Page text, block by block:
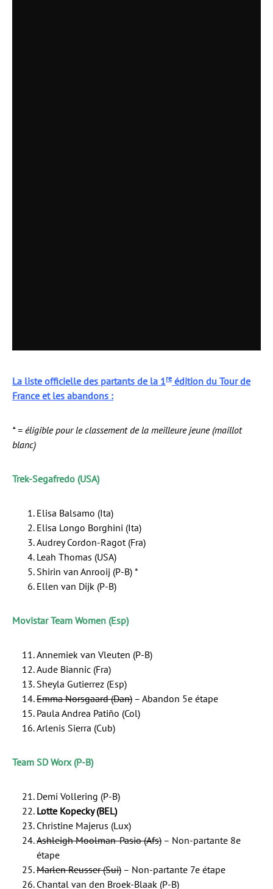
La liste officielle des partants de la 1re édition du Tour de
France et les abandons :
* = éligible pour le classement de la meilleure jeune (maillot
blanc)
Trek-Segafredo (USA)
Elisa Balsamo (Ita)
Elisa Longo Borghini (Ita)
Audrey Cordon-Ragot (Fra)
Leah Thomas (USA)
Shirin van Anrooij (P-B) *
Ellen van Dijk (P-B)
Movistar Team Women (Esp)
Annemiek van Vleuten (P-B)
Aude Biannic (Fra)
Sheyla Gutierrez (Esp)
Emma Norsgaard (Dan) – Abandon 5e étape
Paula Andrea Patiño (Col)
Arlenis Sierra (Cub)
Team SD Worx (P-B)
Demi Vollering (P-B)
Lotte Kopecky (BEL)
Christine Majerus (Lux)
Ashleigh Moolman-Pasio (Afs) – Non-partante 8e
étape
Marlen Reusser (Sui) – Non-partante 7e étape
Chantal van den Broek-Blaak (P-B)